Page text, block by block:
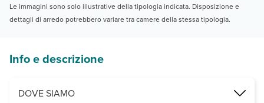
Le immagini sono solo illustrative della tipologia indicata. Disposizione e
dettagli di arredo potrebbero variare tra camere della stessa tipologia.
Info e descrizione
DOVE SIAMO